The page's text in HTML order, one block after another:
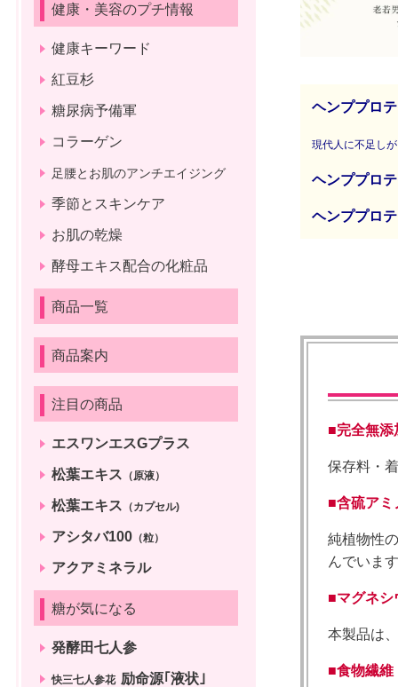
ヘンププロ
現代人に不足し
ヘンププロ
ヘンププロ
■完全無添
保存料・
■含硫アミ
純植物性
んでいま
■マグネシ
本製品は
■食物繊維
健康・美容のプチ情報
健康キーワード
紅豆杉
糖尿病予備軍
コラーゲン
足腰とお肌のアンチエイジング
季節とスキンケア
お肌の乾燥
酵母エキス配合の化粧品
商品一覧
商品案内
注目の商品
エスワンエスGプラス
松葉エキス （原液）
松葉エキス （カプセル)
アシタバ100 （粒）
アクアミネラル
糖が気になる
発酵田七人参
快三七人参花 励命源｢液状｣